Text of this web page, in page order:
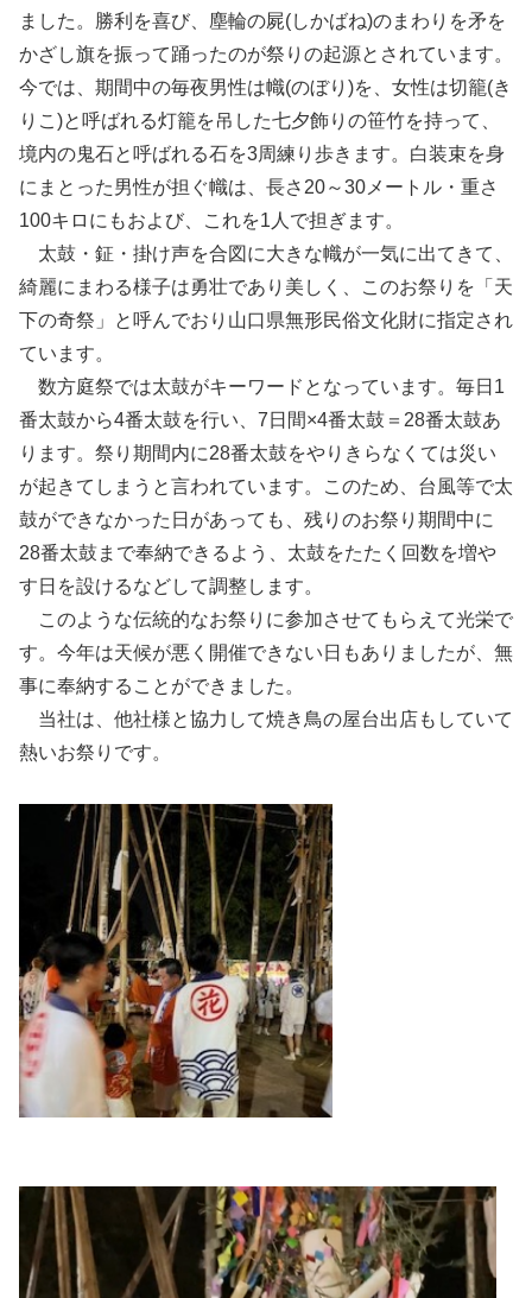
ました。勝利を喜び、塵輪の屍(しかばね)のまわりを矛を
かざし旗を振って踊ったのが祭りの起源とされています。
今では、期間中の毎夜男性は幟(のぼり)を、女性は切籠(き
りこ)と呼ばれる灯籠を吊した七夕飾りの笹竹を持って、
境内の鬼石と呼ばれる石を3周練り歩きます。白装束を身
にまとった男性が担ぐ幟は、長さ20～30メートル・重さ
100キロにもおよび、これを1人で担ぎます。
太鼓・鉦・掛け声を合図に大きな幟が一気に出てきて、
綺麗にまわる様子は勇壮であり美しく、このお祭りを「天
下の奇祭」と呼んでおり山口県無形民俗文化財に指定され
ています。
数方庭祭では太鼓がキーワードとなっています。毎日1
番太鼓から4番太鼓を行い、7日間×4番太鼓＝28番太鼓あ
ります。祭り期間内に28番太鼓をやりきらなくては災い
が起きてしまうと言われています。このため、台風等で太
鼓ができなかった日があっても、残りのお祭り期間中に
28番太鼓まで奉納できるよう、太鼓をたたく回数を増や
す日を設けるなどして調整します。
このような伝統的なお祭りに参加させてもらえて光栄で
す。今年は天候が悪く開催できない日もありましたが、無
事に奉納することができました。
当社は、他社様と協力して焼き鳥の屋台出店もしていて
熱いお祭りです。